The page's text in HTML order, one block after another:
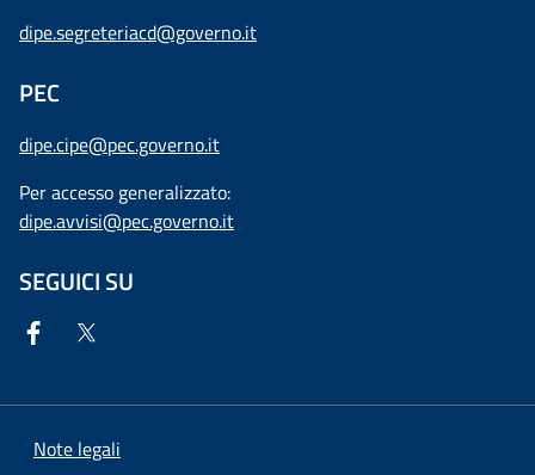
dipe.segreteriacd@governo.it
PEC
dipe.cipe@pec.governo.it
Per accesso generalizzato:
dipe.avvisi@pec.governo.it
SEGUICI SU
Note legali